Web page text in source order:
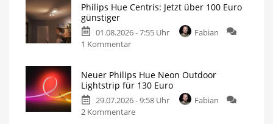
Philips Hue Centris: Jetzt über 100 Euro
günstiger
01.08.2026 - 7:55 Uhr
Fabian
1 Kommentar
Neuer Philips Hue Neon Outdoor
Lightstrip für 130 Euro
29.07.2026 - 9:58 Uhr
Fabian
2 Kommentare